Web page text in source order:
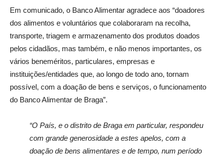
Em comunicado, o Banco Alimentar agradece aos “doadores
dos alimentos e voluntários que colaboraram na recolha,
transporte, triagem e armazenamento dos produtos doados
pelos cidadãos, mas também, e não menos importantes, os
vários beneméritos, particulares, empresas e
instituições/entidades que, ao longo de todo ano, tornam
possível, com a doação de bens e serviços, o funcionamento
do Banco Alimentar de Braga”.
“O País, e o distrito de Braga em particular, respondeu
com grande generosidade a estes apelos, com a
doação de bens alimentares e de tempo, num período